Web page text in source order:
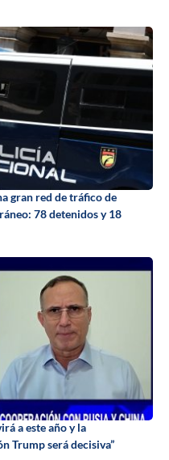
gran red de tráfico de
78 detenidos y 18
a este año y la
Trump será decisiva”